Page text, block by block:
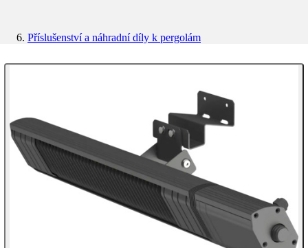
Příslušenství a náhradní díly k pergolám